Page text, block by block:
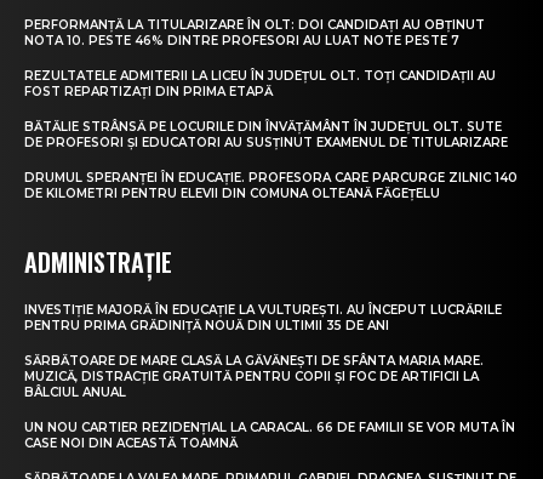
PERFORMANȚĂ LA TITULARIZARE ÎN OLT: DOI CANDIDAȚI AU OBȚINUT
NOTA 10. PESTE 46% DINTRE PROFESORI AU LUAT NOTE PESTE 7
REZULTATELE ADMITERII LA LICEU ÎN JUDEȚUL OLT. TOȚI CANDIDAȚII AU
FOST REPARTIZAȚI DIN PRIMA ETAPĂ
BĂTĂLIE STRÂNSĂ PE LOCURILE DIN ÎNVĂȚĂMÂNT ÎN JUDEȚUL OLT. SUTE
DE PROFESORI ȘI EDUCATORI AU SUSȚINUT EXAMENUL DE TITULARIZARE
DRUMUL SPERANȚEI ÎN EDUCAȚIE. PROFESORA CARE PARCURGE ZILNIC 140
DE KILOMETRI PENTRU ELEVII DIN COMUNA OLTEANĂ FĂGEȚELU
ADMINISTRAȚIE
INVESTIȚIE MAJORĂ ÎN EDUCAȚIE LA VULTUREȘTI. AU ÎNCEPUT LUCRĂRILE
PENTRU PRIMA GRĂDINIȚĂ NOUĂ DIN ULTIMII 35 DE ANI
SĂRBĂTOARE DE MARE CLASĂ LA GĂVĂNEȘTI DE SFÂNTA MARIA MARE.
MUZICĂ, DISTRACȚIE GRATUITĂ PENTRU COPII ȘI FOC DE ARTIFICII LA
BÂLCIUL ANUAL
UN NOU CARTIER REZIDENȚIAL LA CARACAL. 66 DE FAMILII SE VOR MUTA ÎN
CASE NOI DIN ACEASTĂ TOAMNĂ